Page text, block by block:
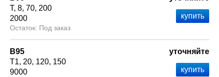
Т 8 70 200
2000
Под заказ
В95
Т1 20 120 150
9000
уточняйте